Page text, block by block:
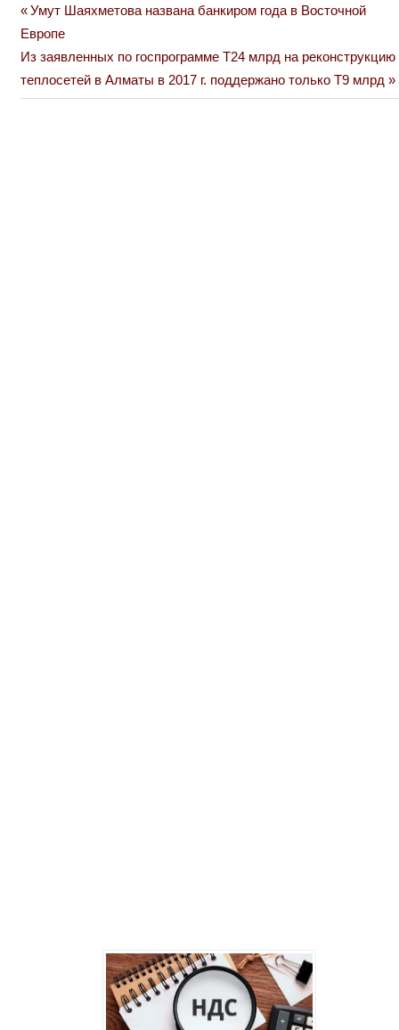
Навигация
по
записям
Previous
Post:
Умут Шаяхметова названа банкиром года в Восточной
Европе
Next
Post:
Из заявленных по госпрограмме Т24 млрд на реконструкцию
теплосетей в Алматы в 2017 г. поддержано только Т9 млрд